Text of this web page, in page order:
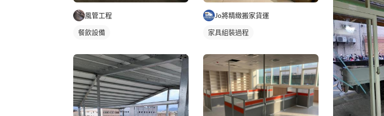
風管工程
餐飲設備
Jo將精緻搬家貨運
家具組裝過程